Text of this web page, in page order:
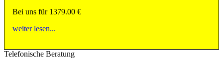
Bei uns für 1379.00 €
weiter lesen...
Telefonische Beratung